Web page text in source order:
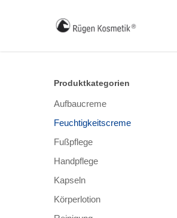
Produktkategorien
Aufbaucreme
Feuchtigkeitscreme
Fußpflege
Handpflege
Kapseln
Körperlotion